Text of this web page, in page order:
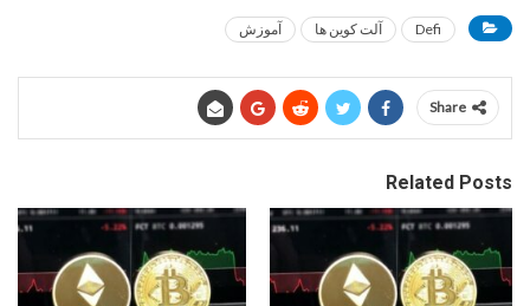
Defi آلت کوین ها آموزش
Share
Related Posts